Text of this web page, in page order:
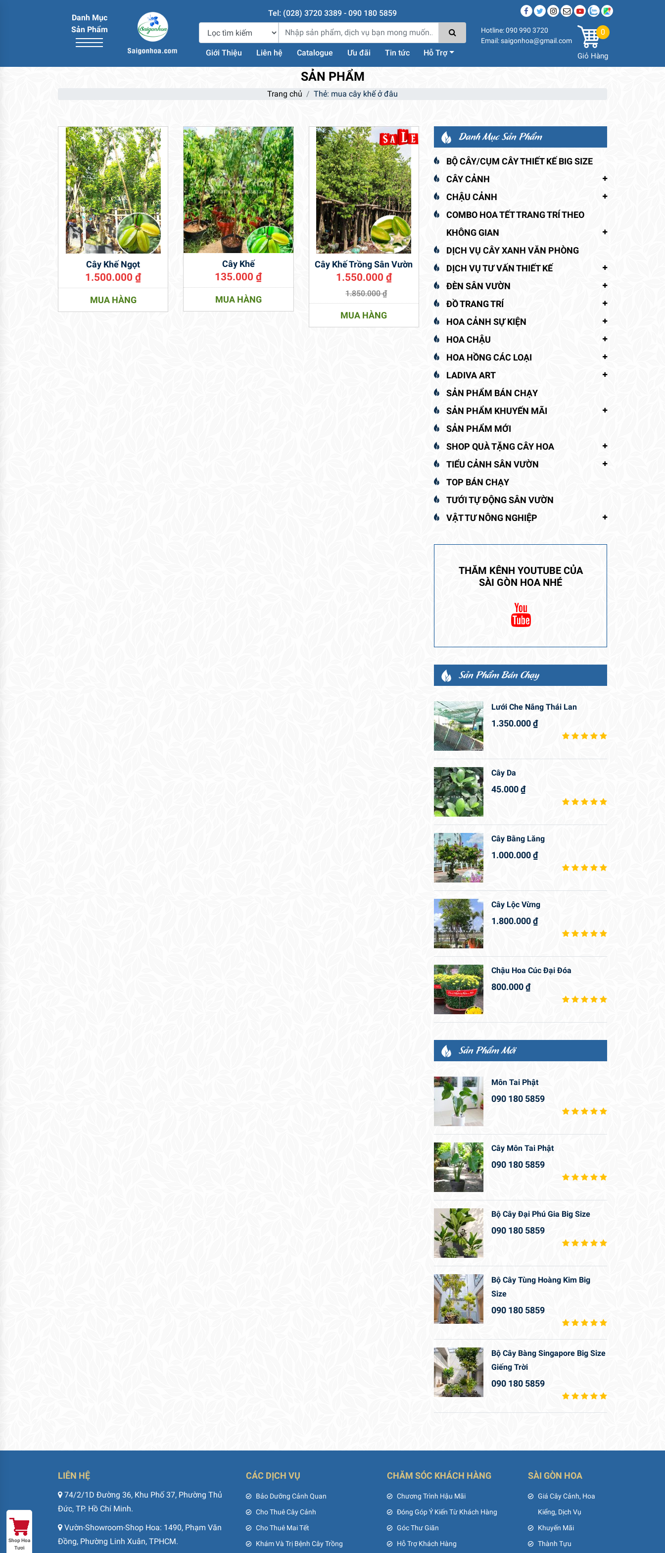
Danh Mục
Sản Phẩm
Tel: (028) 3720 3389 - 090 180 5859
Giới Thiệu Liên hệ Catalogue Ưu đãi Tin tức Hỗ Trợ
Hotline: 090 990 3720
Email: saigonhoa@gmail.com
0
Giỏ Hàng
SẢN PHẨM
Trang chủ Thẻ: mua cây khế ở đâu
Cây Khế Ngọt
1.500.000₫
MUA HÀNG
Cây Khế
135.000₫
MUA HÀNG
Cây Khế Trồng Sân Vườn
1.550.000 ₫
1.850.000₫
MUA HÀNG
Danh Mục Sản Phẩm
BỘ CÂY/CỤM CÂY THIẾT KẾ BIG SIZE
CÂY CẢNH
CHẬU CẢNH
COMBO HOA TẾT TRANG TRÍ THEO
KHÔNG GIAN
DỊCH VỤ CÂY XANH VĂN PHÒNG
DỊCH VỤ TƯ VẤN THIẾT KẾ
ĐÈN SÂN VƯỜN
ĐỒ TRANG TRÍ
HOA CẢNH SỰ KIỆN
HOA CHẬU
HOA HỒNG CÁC LOẠI
LADIVA ART
SẢN PHẨM BÁN CHẠY
SẢN PHẨM KHUYẾN MÃI
SẢN PHẨM MỚI
SHOP QUÀ TẶNG CÂY HOA
TIỂU CẢNH SÂN VƯỜN
TOP BÁN CHẠY
TƯỚI TỰ ĐỘNG SÂN VƯỜN
VẬT TƯ NÔNG NGHIỆP
THĂM KÊNH YOUTUBE CỦA
SÀI GÒN HOA NHÉ
Sản Phẩm Bán Chạy
Lưới Che Nắng Thái Lan
1.350.000₫
Cây Da
45.000₫
Cây Bằng Lăng
1.000.000₫
Cây Lộc Vừng
1.800.000₫
Chậu Hoa Cúc Đại Đóa
800.000₫
Sản Phẩm Mới
Môn Tai Phật
090 180 5859
Cây Môn Tai Phật
090 180 5859
Bộ Cây Đại Phú Gia Big Size
090 180 5859
Bộ Cây Tùng Hoàng Kim Big
Size
090 180 5859
Bộ Cây Bàng Singapore Big Size
Giếng Trời
090 180 5859
LIÊN HỆ
74/2/1D Đường 36, Khu Phố 37, Phường Thủ
Đức, TP. Hồ Chí Minh.
Vườn-Showroom-Shop Hoa: 1490, Phạm Văn
Đồng, Phường Linh Xuân, TPHCM.
CÁC DỊCH VỤ
Bảo Dưỡng Cảnh Quan
Cho Thuê Cây Cảnh
Cho Thuê Mai Tết
Khám Và Trị Bệnh Cây Trồng
CHĂM SÓC KHÁCH HÀNG
Chương Trình Hậu Mãi
Đóng Góp Ý Kiến Từ Khách Hàng
Góc Thư Giãn
Hỗ Trợ Khách Hàng
SÀI GÒN HOA
Giá Cây Cảnh, Hoa
Kiểng, Dịch Vụ
Khuyến Mãi
Thành Tựu
Shop Hoa
Tươi